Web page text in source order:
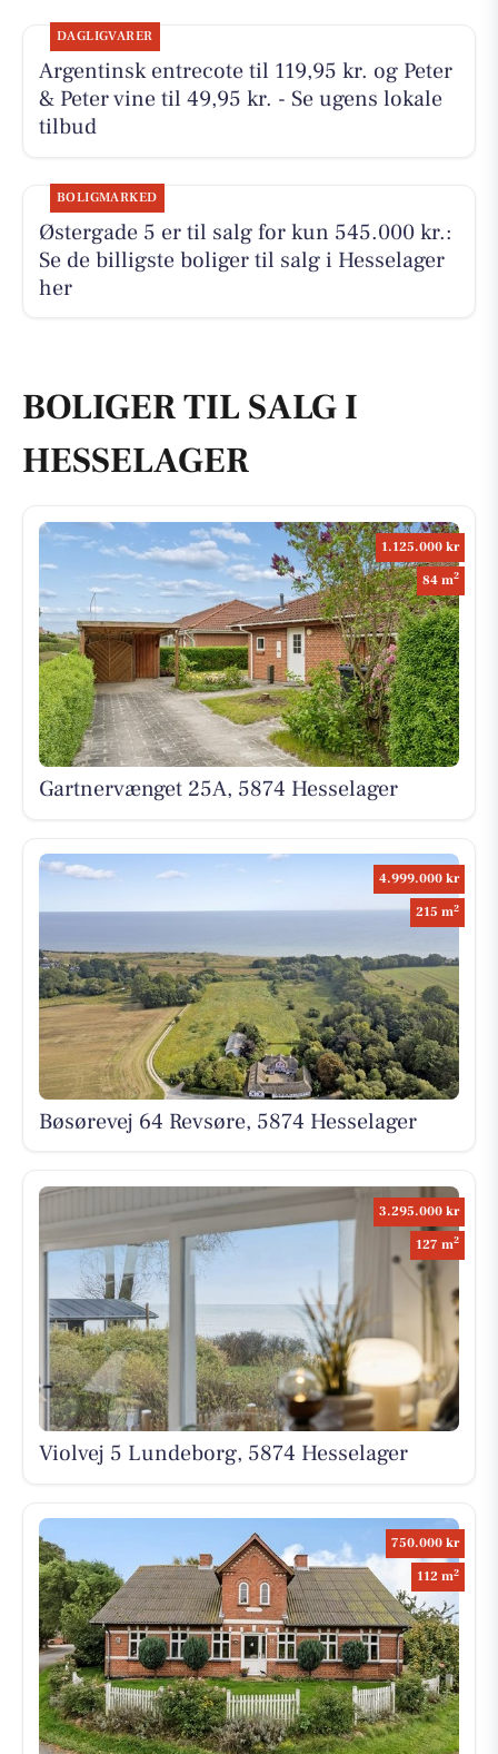
DAGLIGVARER
Argentinsk entrecote til 119,95 kr. og Peter
& Peter vine til 49,95 kr. - Se ugens lokale
tilbud
BOLIGMARKED
Østergade 5 er til salg for kun 545.000 kr.:
Se de billigste boliger til salg i Hesselager
her
BOLIGER TIL SALG I
HESSELAGER
1.125.000 kr
84 m2
Gartnervænget 25A, 5874 Hesselager
4.999.000 kr
215 m2
Bøsørevej 64 Revsøre, 5874 Hesselager
3.295.000 kr
127 m2
Violvej 5 Lundeborg, 5874 Hesselager
750.000 kr
112 m2